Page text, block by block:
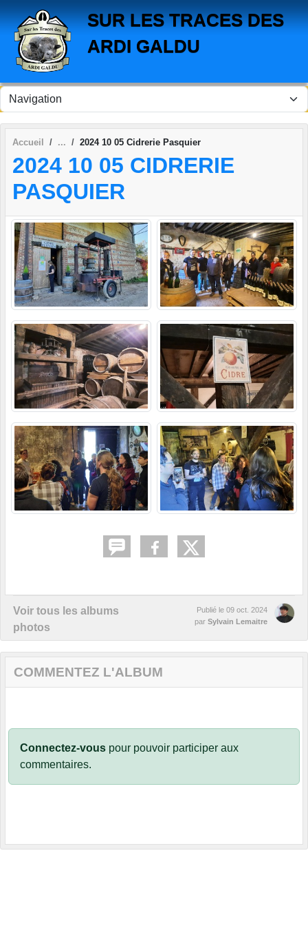
SUR LES TRACES DES
ARDI GALDU
Accueil 2024 10 05 Cidrerie Pasquier
2024 10 05 CIDRERIE
PASQUIER
Voir tous les albums
photos
Publié le 09 oct. 2024
par Sylvain Lemaitre
COMMENTEZ L'ALBUM
Connectez-vous pour pouvoir participer aux
commentaires.
Panneau de gestion des cookies